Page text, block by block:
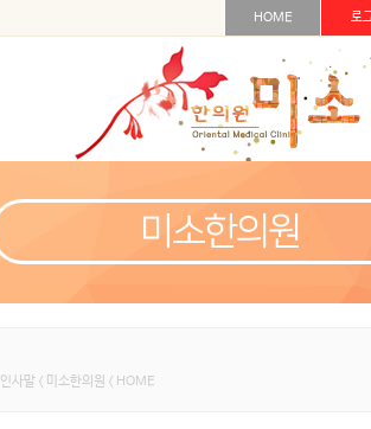
HOME 로
미소한의원
인사말 < 미소한의원 < HOME